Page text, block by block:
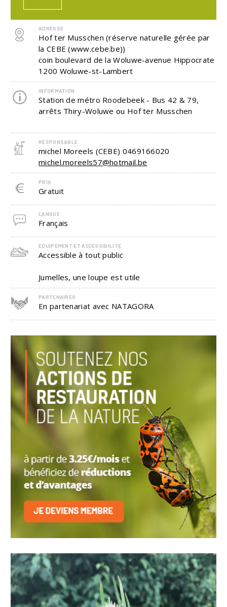
ADRESSE
Hof ter Musschen (réserve naturelle gérée par
la CEBE (www.cebe.be))
coin boulevard de la Woluwe-avenue Hippocrate
1200 Woluwe-st-Lambert
INFORMATION
Station de métro Roodebeek - Bus 42 & 79,
arrêts Thiry-Woluwe ou Hof ter Musschen
RESPONSABLE
michel Moreels (CEBE) 0469166020
michel.moreels57@hotmail.be
PRIX
Gratuit
LANGUE
Français
EQUIPEMENT ET ACCESSIBILITÉ
Accessible à tout public
Jumelles, une loupe est utile
PARTENAIRES
En partenariat avec NATAGORA